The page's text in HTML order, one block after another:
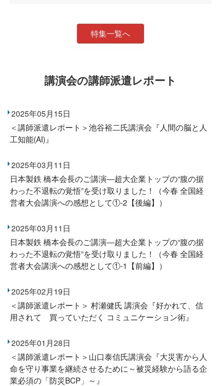
特集一覧へ
講演会の講師派遣レポート
2025年05月15日
＜講師派遣レポート＞池谷裕二氏講演会『人間の脳と人
工知能(AI)』
2025年03月11日
日本製鉄 橋本会長のご講演―超大企業トップの“腹の据
わった不退転の覚悟”を受け取りました！（今春 全国経
営者大会講演への感想として①-2【後編】）
2025年03月11日
日本製鉄 橋本会長のご講演―超大企業トップの“腹の据
わった不退転の覚悟”を受け取りました！（今春 全国経
営者大会講演への感想として①-1【前編】）
2025年02月19日
＜講師派遣レポート＞ 村瀬健氏 講演会『好かれて、信
用されて 買っていただく コミュニケーション術』
2025年01月28日
＜講師派遣レポート＞山口泰信氏講演会『大災害から人
命を守り事業を継続させるために～被災経験から語る企
業必須の「防災BCP」～』